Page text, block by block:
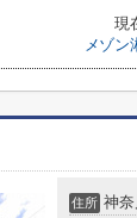
現
メゾン
住所 神